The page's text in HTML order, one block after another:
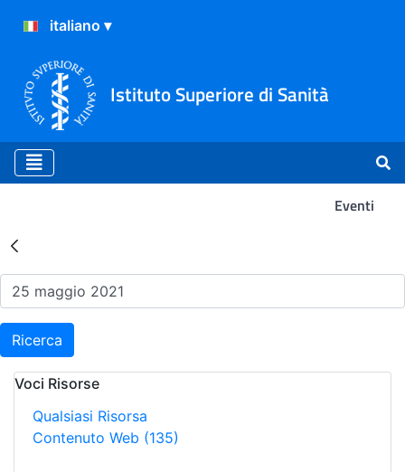
Istituto Superiore di Sanità
Eventi
Risultati della Ricerca -
Ricerca
Voci Risorse
Qualsiasi Risorsa
Contenuto Web (135)